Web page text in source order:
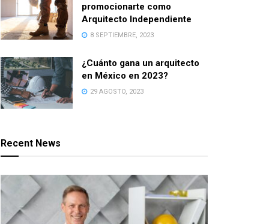
promocionarte como
Arquitecto Independiente
8 SEPTIEMBRE, 2023
¿Cuánto gana un arquitecto
en México en 2023?
29 AGOSTO, 2023
Recent News